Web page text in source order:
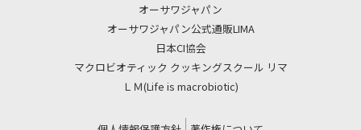
オーサワジャパン
オーサワジャパン公式通販LIMA
日本CI協会
マクロビオティック クッキングスクール リマ
ＬＭ(Life is macrobiotic)